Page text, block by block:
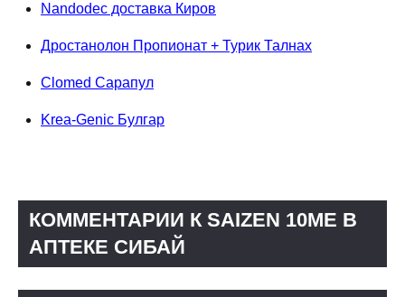
Nandodec доставка Киров
Дростанолон Пропионат + Турик Талнах
Clomed Сарапул
Krea-Genic Булгар
КОММЕНТАРИИ К SAIZEN 10ME В
АПТЕКЕ СИБАЙ